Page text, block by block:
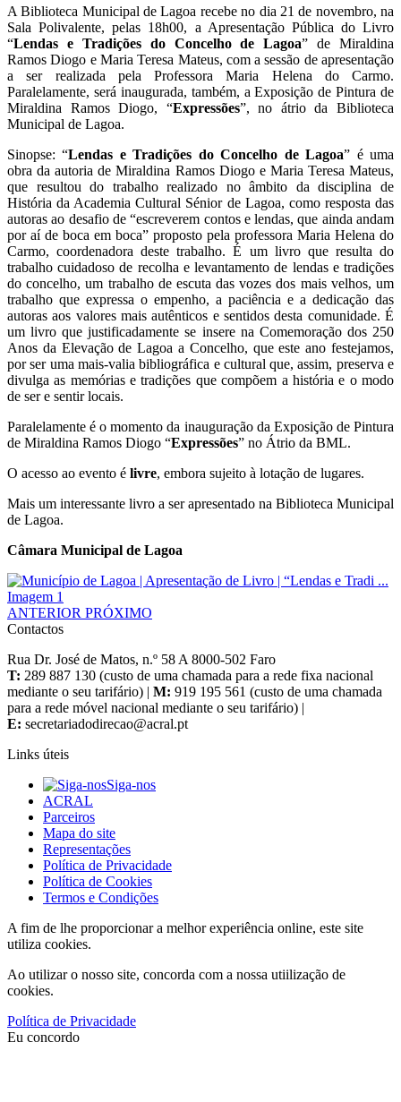
A Biblioteca Municipal de Lagoa recebe no dia 21 de novembro, na
Sala Polivalente, pelas 18h00, a Apresentação Pública do Livro
“Lendas e Tradições do Concelho de Lagoa” de Miraldina
Ramos Diogo e Maria Teresa Mateus, com a sessão de apresentação
a ser realizada pela Professora Maria Helena do Carmo.
Paralelamente, será inaugurada, também, a Exposição de Pintura de
Miraldina Ramos Diogo, “Expressões”, no átrio da Biblioteca
Municipal de Lagoa.
Sinopse: “Lendas e Tradições do Concelho de Lagoa” é uma
obra da autoria de Miraldina Ramos Diogo e Maria Teresa Mateus,
que resultou do trabalho realizado no âmbito da disciplina de
História da Academia Cultural Sénior de Lagoa, como resposta das
autoras ao desafio de “escreverem contos e lendas, que ainda andam
por aí de boca em boca” proposto pela professora Maria Helena do
Carmo, coordenadora deste trabalho. É um livro que resulta do
trabalho cuidadoso de recolha e levantamento de lendas e tradições
do concelho, um trabalho de escuta das vozes dos mais velhos, um
trabalho que expressa o empenho, a paciência e a dedicação das
autoras aos valores mais autênticos e sentidos desta comunidade. É
um livro que justificadamente se insere na Comemoração dos 250
Anos da Elevação de Lagoa a Concelho, que este ano festejamos,
por ser uma mais-valia bibliográfica e cultural que, assim, preserva e
divulga as memórias e tradições que compõem a história e o modo
de ser e sentir locais.
Paralelamente é o momento da inauguração da Exposição de Pintura
de Miraldina Ramos Diogo “Expressões” no Átrio da BML.
O acesso ao evento é livre, embora sujeito à lotação de lugares.
Mais um interessante livro a ser apresentado na Biblioteca Municipal
de Lagoa.
Câmara Municipal de Lagoa
ANTERIOR PRÓXIMO
Contactos
Rua Dr. José de Matos, n.º 58 A 8000-502 Faro
T: 289 887 130 (custo de uma chamada para a rede fixa nacional
mediante o seu tarifário) | M: 919 195 561 (custo de uma chamada
para a rede móvel nacional mediante o seu tarifário) |
E:
Links úteis
Siga-nos
ACRAL
Parceiros
Mapa do site
Representações
Política de Privacidade
Política de Cookies
Termos e Condições
A fim de lhe proporcionar a melhor experiência online, este site
utiliza cookies.
Ao utilizar o nosso site, concorda com a nossa utiilização de
cookies.
Política de Privacidade
Eu concordo